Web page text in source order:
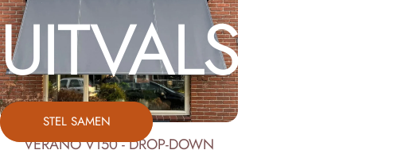
STEL SAMEN
VERANO V150 - DROP-DOWN